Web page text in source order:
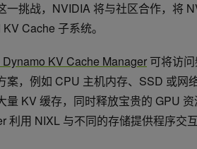
一挑战，NVIDIA 将与社区合作，将
Cache 子系统。
KV Cache Manager 可将访
案，例如 CPU 主机内存、SSD 或网
量 KV 缓存，同时释放宝贵的 GPU
利用 NIXL 与不同的存储提供程序交